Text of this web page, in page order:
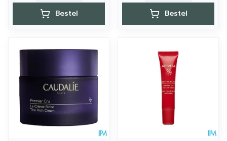
Bestel Bestel